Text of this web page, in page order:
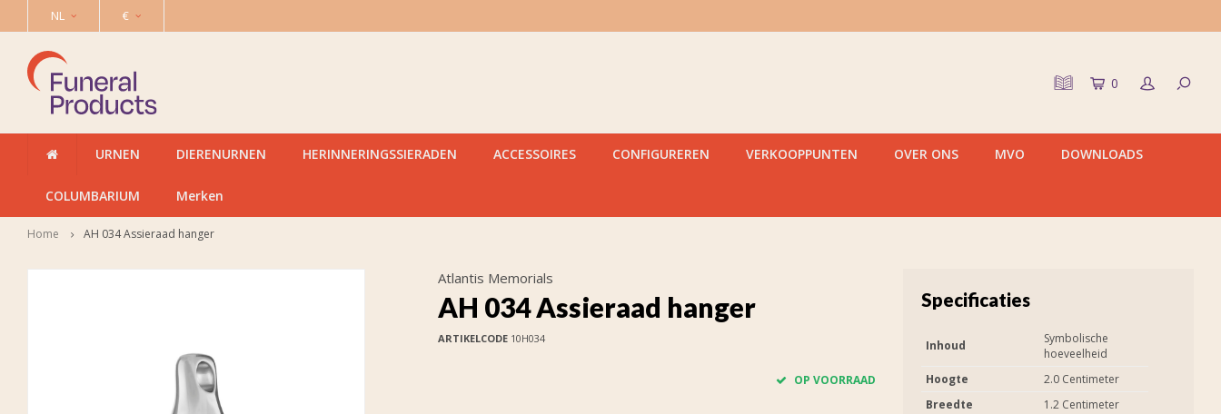
NL €
0
URNEN DIERENURNEN HERINNERINGSSIERADEN ACCESSOIRES CONFIGUREREN VERKOOPPUNTEN OVER ONS MVO DOWNLOADS
COLUMBARIUM Merken
Home AH 034 Assieraad hanger
Atlantis Memorials
AH 034 Assieraad hanger
ARTIKELCODE10H034
OP VOORRAAD
Specificaties
Inhoud
Symbolische
hoeveelheid
Hoogte
2.0 Centimeter
Breedte
1.2 Centimeter